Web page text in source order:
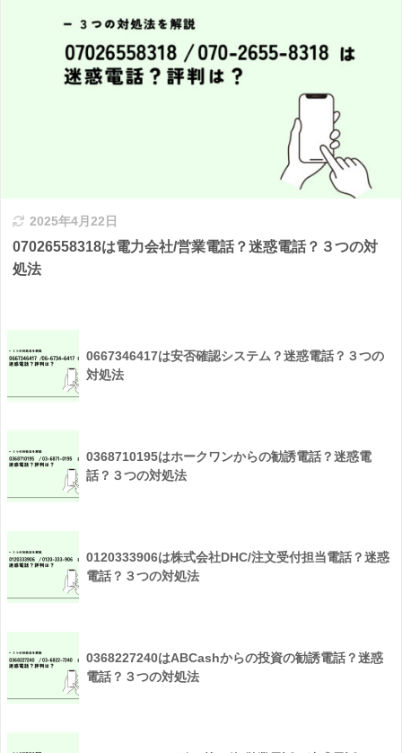
2025年4月22日
07026558318は電力会社/営業電話？迷惑電話？３つの対
処法
0667346417は安否確認システム？迷惑電話？３つの
対処法
0368710195はホークワンからの勧誘電話？迷惑電
話？３つの対処法
0120333906は株式会社DHC/注文受付担当電話？迷惑
電話？３つの対処法
0368227240はABCashからの投資の勧誘電話？迷惑
電話？３つの対処法